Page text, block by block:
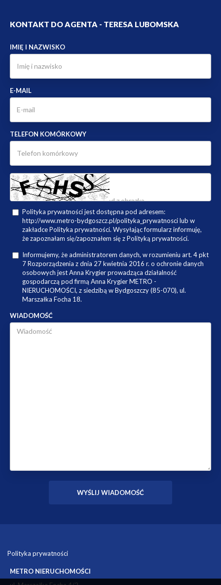
KONTAKT DO AGENTA - TERESA LUBOMSKA
IMIĘ I NAZWISKO
E-MAIL
TELEFON KOMÓRKOWY
Polityka prywatności jest dostępna pod adresem:
http://www.metro-bydgoszcz.pl/polityka_prywatnosci lub w
zakładce Polityka prywatności. Wysyłając formularz informuję,
że zapoznałam się/zapoznałem się z Polityką prywatności.
Informujemy, że administratorem danych, w rozumieniu art. 4 pkt
7 Rozporządzenia z dnia 27 kwietnia 2016 r. o ochronie danych
osobowych jest Anna Krygier prowadząca działalność
gospodarczą pod firmą Anna Krygier METRO -
NIERUCHOMOŚCI, z siedzibą w Bydgoszczy (85-070), ul.
Marszałka Focha 18.
WIADOMOŚĆ
Polityka prywatności
METRO NIERUCHOMOŚCI